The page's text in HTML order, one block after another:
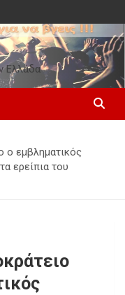
Ελλάδα
ο εμβληματικός
ερείπια του